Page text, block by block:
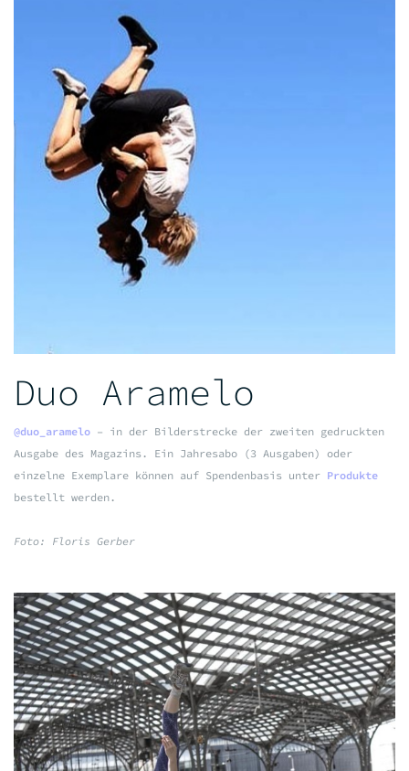
Duo Aramelo
@duo_aramelo – in der Bilderstrecke der zweiten gedruckten
Ausgabe des Magazins. Ein Jahresabo (3 Ausgaben) oder
einzelne Exemplare können auf Spendenbasis unter Produkte
bestellt werden.
Foto: Floris Gerber